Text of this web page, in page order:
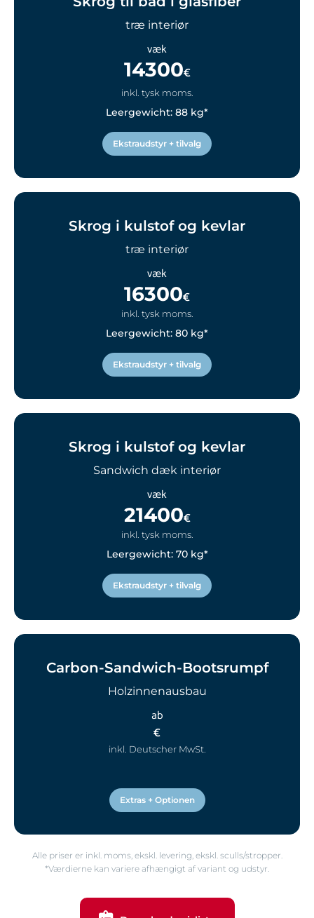
træ interiør
væk
14300€
inkl. tysk moms.
Leergewicht: 88 kg*
Ekstraudstyr + tilvalg
Skrog i kulstof og kevlar
træ interiør
væk
16300€
inkl. tysk moms.
Leergewicht: 80 kg*
Ekstraudstyr + tilvalg
Skrog i kulstof og kevlar
Sandwich dæk interiør
væk
21400€
inkl. tysk moms.
Leergewicht: 70 kg*
Ekstraudstyr + tilvalg
Carbon-Sandwich-Bootsrumpf
Holzinnenausbau
ab
€
inkl. Deutscher MwSt.
Extras + Optionen
Alle priser er inkl. moms, ekskl. levering, ekskl. sculls/stropper.
*Værdierne kan variere afhængigt af variant og udstyr.